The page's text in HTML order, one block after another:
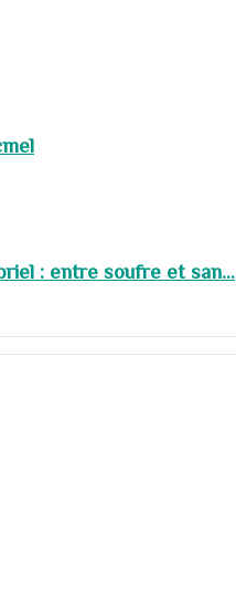
: entre soufre et san...